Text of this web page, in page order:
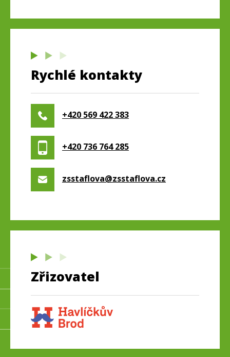
Rychlé kontakty
+420 569 422 383
+420 736 764 285
zsstaflova@zsstaflova.cz
Zřizovatel